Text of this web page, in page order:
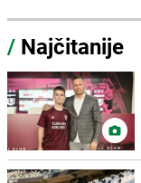
/ Najčitanije